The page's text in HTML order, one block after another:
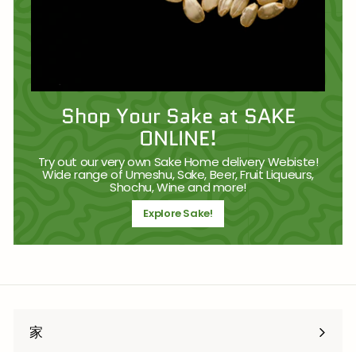
Shop Your Sake at SAKE
ONLINE!
Try out our very own Sake Home delivery Webiste!
Wide range of Umeshu, Sake, Beer, Fruit Liqueurs,
Shochu, Wine and more!
Explore Sake!
家